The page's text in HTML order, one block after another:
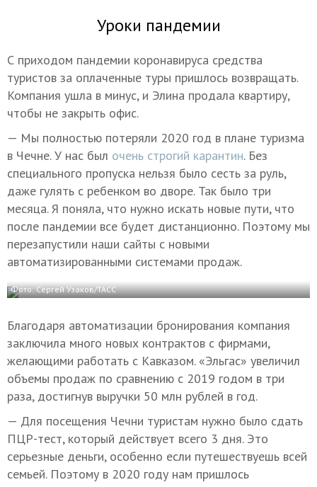
Уроки пандемии
С приходом пандемии коронавируса средства
туристов за оплаченные туры пришлось возвращать.
Компания ушла в минус, и Элина продала квартиру,
чтобы не закрыть офис.
— Мы полностью потеряли 2020 год в плане туризма
в Чечне. У нас был очень строгий карантин. Без
специального пропуска нельзя было сесть за руль,
даже гулять с ребенком во дворе. Так было три
месяца. Я поняла, что нужно искать новые пути, что
после пандемии все будет дистанционно. Поэтому мы
перезапустили наши сайты с новыми
автоматизированными системами продаж.
Фото: Сергей Узаков/ТАСС
Благодаря автоматизации бронирования компания
заключила много новых контрактов с фирмами,
желающими работать с Кавказом. «Эльгас» увеличил
объемы продаж по сравнению с 2019 годом в три
раза, достигнув выручки 50 млн рублей в год.
— Для посещения Чечни туристам нужно было сдать
ПЦР-тест, который действует всего 3 дня. Это
серьезные деньги, особенно если путешествуешь всей
семьей. Поэтому в 2020 году нам пришлось